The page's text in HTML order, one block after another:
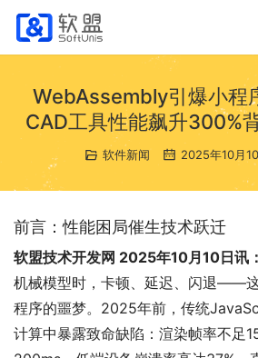
WebAssembly引爆小程
CAD工具性能飙升300%
软件新闻 2025年10月
前言：性能困局催生技术跃迁
软盟技术开发网 2025年10月10日讯：
机械模型时，卡顿、延迟、闪退——
程序的噩梦。2025年前，传统
计算中暴露致命缺陷：渲染帧率不足